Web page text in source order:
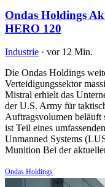
Ondas Holdings
HERO 120
Industrie · vor 12 Min.
Die Ondas Holdings
Verteidigungssektor
Mistral erhielt das
der U.S. Army für
Auftragsvolumen
ist Teil eines
Unmanned Systems
Munition Bei der
Ondas Holdings